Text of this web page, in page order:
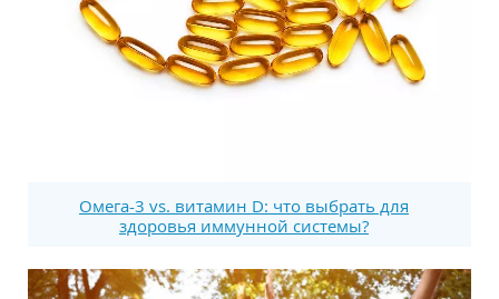
Омега-3 vs. витамин D: что выбрать для
здоровья иммунной системы?